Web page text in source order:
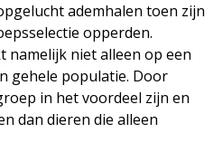
ademhalen toen zijn
opperden.
namelijk niet alleen op een
gehele populatie. Door
in het voordeel zijn en
dan dieren die alleen